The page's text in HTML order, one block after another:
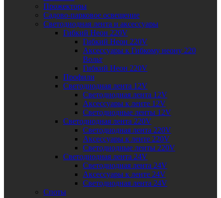
Прожекторы
Садово-парковое освещение
Светодиодная лента и аксессуары
Гибкий Неон 220V
Гибкий Неон 220V
Аксессуары к Гибкому неону 220
Вольт
Гибкий Неон 220V
Профили
Светодиодная лента 12V
Светодиодная лента 12V
Аксессуары к ленте 12V
Светодиодные ленты 12V
Светодиодная лента 220V
Светодиодная лента 220V
Аксессуары к ленте 220V
Светодиодные ленты 220V
Светодиодная лента 24V
Светодиодная лента 24V
Аксессуары к ленте 24V
Светодиодная лента 24V
Споты